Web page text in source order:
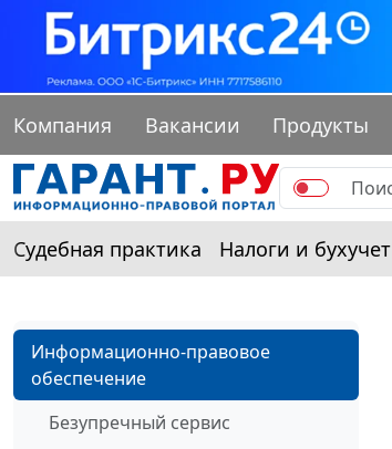
Компания Вакансии Продукты
Судебная практика Налоги и бухучет
Информационно-правовое
обеспечение
Безупречный сервис